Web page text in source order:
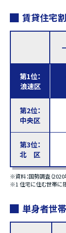
賃貸住宅
第1位：
浪速区
第2位：
中央区
第3位：
北 区
※資料：国勢調査（2020
※1 住宅に住む世帯に
単身者世